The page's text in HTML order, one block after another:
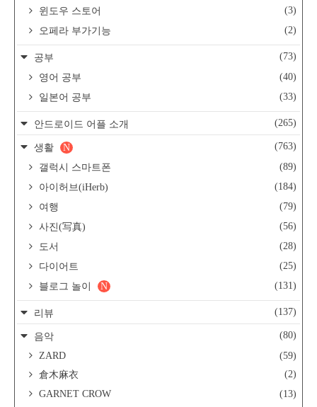
윈도우 스토어
(3)
오페라 부가기능
(2)
공부
(73)
영어 공부
(40)
일본어 공부
(33)
안드로이드 어플 소개 (265)
생활 (763)
N
갤럭시 스마트폰
(89)
아이허브(iHerb)
(184)
여행
(79)
사진(写真)
(56)
도서
(28)
다이어트
(25)
블로그 놀이
(131)
N
리뷰 (137)
음악
(80)
ZARD
(59)
倉木麻衣
(2)
GARNET CROW
(13)